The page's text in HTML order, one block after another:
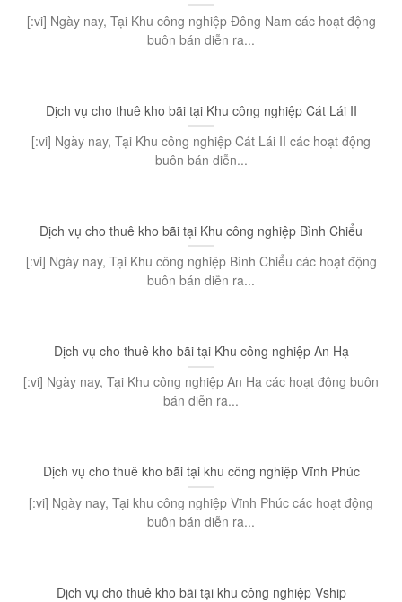
[:vi] Ngày nay, Tại Khu công nghiệp Đông Nam các hoạt động
buôn bán diễn ra...
Dịch vụ cho thuê kho bãi tại Khu công nghiệp Cát Lái II
[:vi] Ngày nay, Tại Khu công nghiệp Cát Lái II các hoạt động
buôn bán diễn...
Dịch vụ cho thuê kho bãi tại Khu công nghiệp Bình Chiểu
[:vi] Ngày nay, Tại Khu công nghiệp Bình Chiểu các hoạt động
buôn bán diễn ra...
Dịch vụ cho thuê kho bãi tại Khu công nghiệp An Hạ
[:vi] Ngày nay, Tại Khu công nghiệp An Hạ các hoạt động buôn
bán diễn ra...
Dịch vụ cho thuê kho bãi tại khu công nghiệp Vĩnh Phúc
[:vi] Ngày nay, Tại khu công nghiệp Vĩnh Phúc các hoạt động
buôn bán diễn ra...
Dịch vụ cho thuê kho bãi tại khu công nghiệp Vship